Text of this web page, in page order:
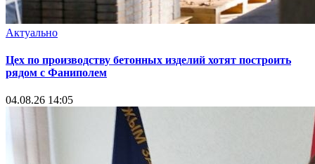
Актуально
Цех по производству бетонных изделий хотят построить
рядом с Фаниполем
04.08.26 14:05